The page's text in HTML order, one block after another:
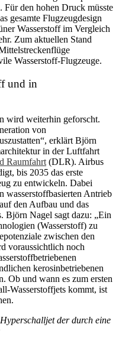
Für den hohen Druck müsste
gesamte Flugzeugdesign
Wasserstoff im Vergleich
Zum aktuellen Stand
Wasserstoff-Flugzeuge.
und in
wird weiterhin geforscht.
von
erklärt Björn
in der Luftfahrt
Raumfahrt(DLR). Airbus
bis 2035 das erste
zu entwickeln. Dabei
wasserstoffbasierten Antrieb
den Aufbau und das
Björn Nagel sagt dazu: „Ein
(Wasserstoff) zu
zwischen den
voraussichtlich noch
kerosinbetriebenen
Ob und wann es zum ersten
Wasserstoffjets kommt, ist
der durch eine